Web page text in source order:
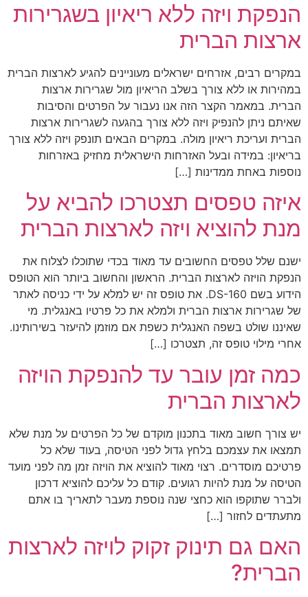
הנפקת ויזה ללא ריאיון בשגרירות
ארצות הברית
במקרים רבים, אזרחים ישראלים מעוניינים להגיע לארצות הברית
במהירות או ללא צורך בשלב הריאיון מול שגרירות ארצות
הברית. במאמר הקצר הזה אנו נעבור על הפרטים והסיבות
שאיתם ניתן להנפיק ויזה ללא צורך בהגעה לשגרירות ארצות
הברית ועריכת ריאיון מולה. במקרים הבאים תונפק ויזה ללא צורך
בריאיון: במידה ובעל האזרחות הישראלית מחזיק באזרחות
נוספות באחת ממדינות […]
איזה טפסים תצטרכו להביא על
מנת להוציא ויזה לארצות הברית
ישנם שלל טפסים החשובים עד מאוד בכדי שתוכלו לצלוח את
הנפקת הויזה לארצות הברית. הראשון והחשוב ביותר הוא הטופס
הידוע בשם DS-160. את טופס זה יש למלא על ידי כניסה לאתר
של שגרירות ארצות הברית ולמלא את כל פרטיו באנגלית. מי
שאיננו שולט בשפה האנגלית כשפת אם מוזמן להיעזר בשירותינו.
אחרי מילוי טופס זה, תצטרכו […]
כמה זמן עובר עד להנפקת הויזה
לארצות הברית
יש צורך חשוב מאוד בתכנון מוקדם של כל הפרטים על מנת שלא
תמצאו את עצמכם בלחץ גדול לפני הטיסה, בעוד שלא כל
פרטיכם מוסדרים. רצוי מאוד להוציא את הויזה זמן מה לפני מועד
הטיסה על מנת להיות רגועים. קודם כל עליכם להוציא דרכון
ולברר שתוקפו הוא כחצי שנה נוספת מעבר לתאריך בו אתם
מתעתדים לחזור […]
האם גם תינוק זקוק לויזה לארצות
הברית?